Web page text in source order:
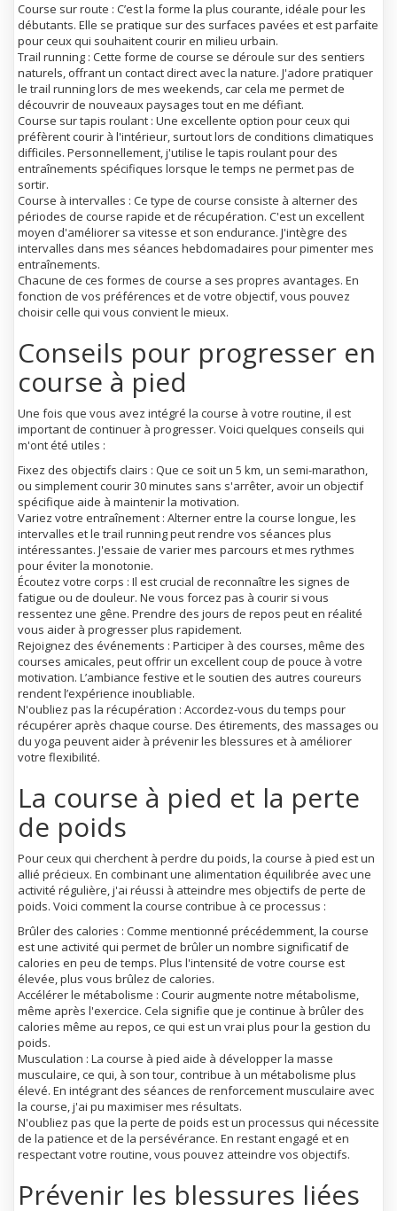
Course sur route : C’est la forme la plus courante, idéale pour les
débutants. Elle se pratique sur des surfaces pavées et est parfaite
pour ceux qui souhaitent courir en milieu urbain.
Trail running : Cette forme de course se déroule sur des sentiers
naturels, offrant un contact direct avec la nature. J'adore pratiquer
le trail running lors de mes weekends, car cela me permet de
découvrir de nouveaux paysages tout en me défiant.
Course sur tapis roulant : Une excellente option pour ceux qui
préfèrent courir à l'intérieur, surtout lors de conditions climatiques
difficiles. Personnellement, j'utilise le tapis roulant pour des
entraînements spécifiques lorsque le temps ne permet pas de
sortir.
Course à intervalles : Ce type de course consiste à alterner des
périodes de course rapide et de récupération. C'est un excellent
moyen d'améliorer sa vitesse et son endurance. J'intègre des
intervalles dans mes séances hebdomadaires pour pimenter mes
entraînements.
Chacune de ces formes de course a ses propres avantages. En
fonction de vos préférences et de votre objectif, vous pouvez
choisir celle qui vous convient le mieux.
Conseils pour progresser en
course à pied
Une fois que vous avez intégré la course à votre routine, il est
important de continuer à progresser. Voici quelques conseils qui
m'ont été utiles :
Fixez des objectifs clairs : Que ce soit un 5 km, un semi-marathon,
ou simplement courir 30 minutes sans s'arrêter, avoir un objectif
spécifique aide à maintenir la motivation.
Variez votre entraînement : Alterner entre la course longue, les
intervalles et le trail running peut rendre vos séances plus
intéressantes. J'essaie de varier mes parcours et mes rythmes
pour éviter la monotonie.
Écoutez votre corps : Il est crucial de reconnaître les signes de
fatigue ou de douleur. Ne vous forcez pas à courir si vous
ressentez une gêne. Prendre des jours de repos peut en réalité
vous aider à progresser plus rapidement.
Rejoignez des événements : Participer à des courses, même des
courses amicales, peut offrir un excellent coup de pouce à votre
motivation. L’ambiance festive et le soutien des autres coureurs
rendent l’expérience inoubliable.
N'oubliez pas la récupération : Accordez-vous du temps pour
récupérer après chaque course. Des étirements, des massages ou
du yoga peuvent aider à prévenir les blessures et à améliorer
votre flexibilité.
La course à pied et la perte
de poids
Pour ceux qui cherchent à perdre du poids, la course à pied est un
allié précieux. En combinant une alimentation équilibrée avec une
activité régulière, j'ai réussi à atteindre mes objectifs de perte de
poids. Voici comment la course contribue à ce processus :
Brûler des calories : Comme mentionné précédemment, la course
est une activité qui permet de brûler un nombre significatif de
calories en peu de temps. Plus l'intensité de votre course est
élevée, plus vous brûlez de calories.
Accélérer le métabolisme : Courir augmente notre métabolisme,
même après l'exercice. Cela signifie que je continue à brûler des
calories même au repos, ce qui est un vrai plus pour la gestion du
poids.
Musculation : La course à pied aide à développer la masse
musculaire, ce qui, à son tour, contribue à un métabolisme plus
élevé. En intégrant des séances de renforcement musculaire avec
la course, j'ai pu maximiser mes résultats.
N'oubliez pas que la perte de poids est un processus qui nécessite
de la patience et de la persévérance. En restant engagé et en
respectant votre routine, vous pouvez atteindre vos objectifs.
Prévenir les blessures liées